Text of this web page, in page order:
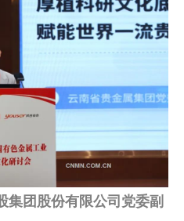
集团股份有限公司党委副